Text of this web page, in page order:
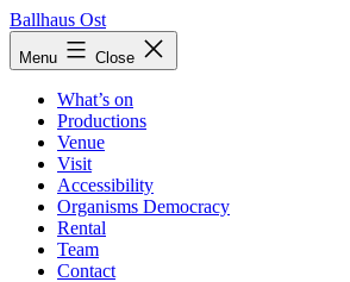
Skip
to
content
Ballhaus Ost
Ballhaus
Ost
Menu Close
What’s on
Productions
Venue
Visit
Accessibility
Organisms Democracy
Rental
Team
Contact